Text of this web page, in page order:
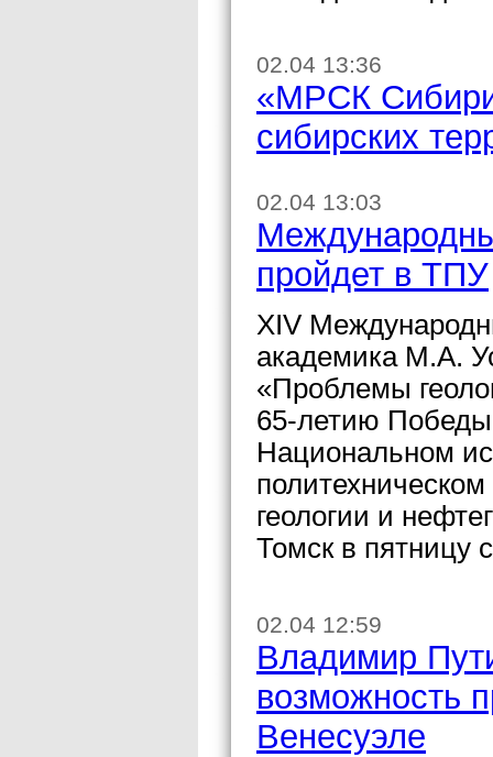
02.04 13:36
«МРСК
сибирских
02.04 13:03
пройдет в ТПУ
XIV
академика М.А.
«Проблемы
65-летию
Национальном
геологии и
Томск в пятницу
02.04 12:59
Владимир
возможность
Венесуэле